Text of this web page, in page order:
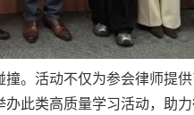
活动不仅为参会律师提
此类高质量学习活动，助